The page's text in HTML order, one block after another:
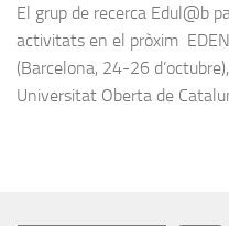
El grup de recerca Edul@b
activitats en el pròxim
(Barcelona, 24-26
Universitat Oberta de